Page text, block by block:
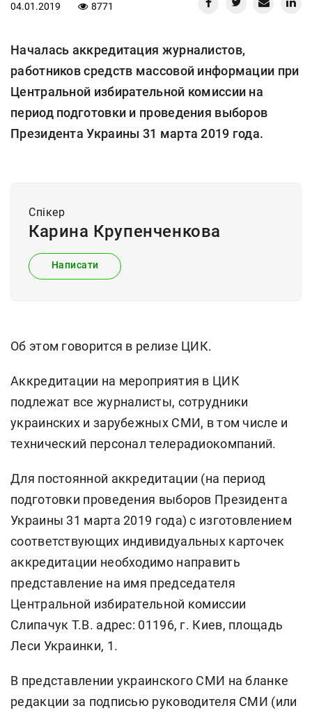
04.01.2019 8771
Началась аккредитация журналистов,
работников средств массовой информации при
Центральной избирательной комиссии на
период подготовки и проведения выборов
Президента Украины 31 марта 2019 года.
Спiкер
Карина Крупенченкова
Написати
Об этом говорится в релизе ЦИК.
Аккредитации на мероприятия в ЦИК
подлежат все журналисты, сотрудники
украинских и зарубежных СМИ, в том числе и
технический персонал телерадиокомпаний.
Для постоянной аккредитации (на период
подготовки проведения выборов Президента
Украины 31 марта 2019 года) с изготовлением
соответствующих индивидуальных карточек
аккредитации необходимо направить
представление на имя председателя
Центральной избирательной комиссии
Слипачук Т.В. адрес: 01196, г. Киев, площадь
Леси Украинки, 1.
В представлении украинского СМИ на бланке
редакции за подписью руководителя СМИ (или